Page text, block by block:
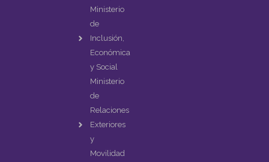
Ministerio
de
Inclusión,
Económica
y Social
Ministerio
de
Relaciones
Exteriores
y
Movilidad